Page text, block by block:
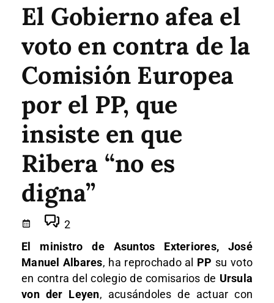
El Gobierno afea el
voto en contra de la
Comisión Europea
por el PP, que
insiste en que
Ribera “no es
digna”
2
El ministro de Asuntos Exteriores, José
Manuel Albares, ha reprochado al PP su voto
en contra del colegio de comisarios de Ursula
von der Leyen, acusándoles de actuar con